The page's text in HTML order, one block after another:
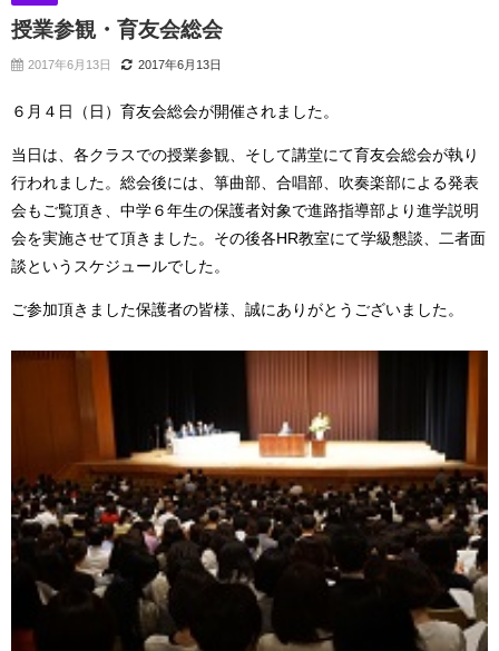
授業参観・育友会総会
2017年6月13日 2017年6月13日
６月４日（日）育友会総会が開催されました。
当日は、各クラスでの授業参観、そして講堂にて育友会総会が執り
行われました。総会後には、箏曲部、合唱部、吹奏楽部による発表
会もご覧頂き、中学６年生の保護者対象で進路指導部より進学説明
会を実施させて頂きました。その後各HR教室にて学級懇談、二者面
談というスケジュールでした。
ご参加頂きました保護者の皆様、誠にありがとうございました。